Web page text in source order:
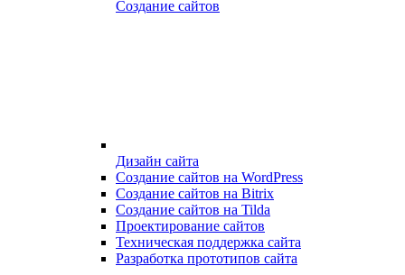
Создание сайтов
Дизайн сайта
Создание сайтов на WordPress
Создание сайтов на Bitrix
Создание сайтов на Tilda
Проектирование сайтов
Техническая поддержка сайта
Разработка прототипов сайта